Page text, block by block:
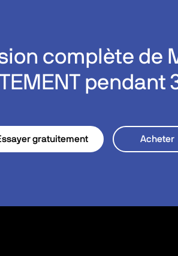
complète de
pendant
gratuitement Acheter